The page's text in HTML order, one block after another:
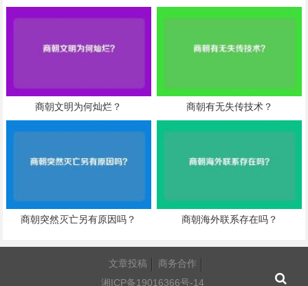
商朝文明为何灿烂？ 商朝有无失传技术？
商朝突然灭亡另有原因吗？ 商朝海外联系存在吗？
文章投稿
商务合作
湘ICP备19016366号-14